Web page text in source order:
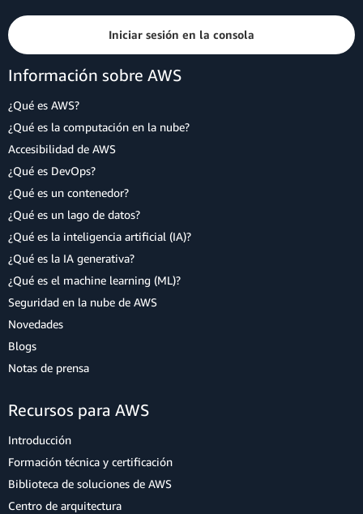
Iniciar sesión en la consola
Información sobre AWS
¿Qué es AWS?
¿Qué es la computación en la nube?
Accesibilidad de AWS
¿Qué es DevOps?
¿Qué es un contenedor?
¿Qué es un lago de datos?
¿Qué es la inteligencia artificial (IA)?
¿Qué es la IA generativa?
¿Qué es el machine learning (ML)?
Seguridad en la nube de AWS
Novedades
Blogs
Notas de prensa
Recursos para AWS
Introducción
Formación técnica y certificación
Biblioteca de soluciones de AWS
Centro de arquitectura